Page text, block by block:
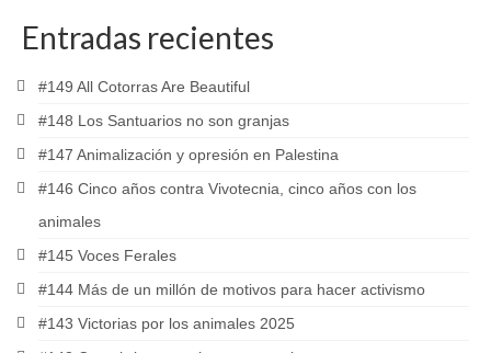
Entradas recientes
#149 All Cotorras Are Beautiful
#148 Los Santuarios no son granjas
#147 Animalización y opresión en Palestina
#146 Cinco años contra Vivotecnia, cinco años con los
animales
#145 Voces Ferales
#144 Más de un millón de motivos para hacer activismo
#143 Victorias por los animales 2025